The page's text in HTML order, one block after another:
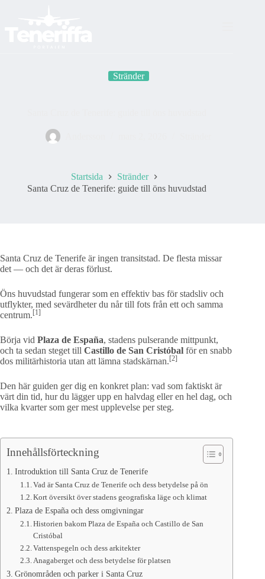
Stränder
Startsida
Stränder
Santa Cruz de Tenerife: guide till öns huvudstad
Santa Cruz de Tenerife är ingen transitstad. De flesta missar
det — och det är deras förlust.
Öns huvudstad fungerar som en effektiv bas för stadsliv och
utflykter, med sevärdheter du når till fots från ett och samma
centrum.[1]
Börja vid Plaza de España, stadens pulserande mittpunkt,
och ta sedan steget till Castillo de San Cristóbal för en snabb
dos militärhistoria utan att lämna stadskärnan.[2]
Den här guiden ger dig en konkret plan: vad som faktiskt är
värt din tid, hur du lägger upp en halvdag eller en hel dag, och
vilka kvarter som ger mest upplevelse per steg.
Innehållsförteckning
Introduktion till Santa Cruz de Tenerife
Vad är Santa Cruz de Tenerife och dess betydelse på ön
Kort översikt över stadens geografiska läge och klimat
Plaza de España och dess omgivningar
Historien bakom Plaza de España och Castillo de San
Cristóbal
Vattenspegeln och dess arkitekter
Anagaberget och dess betydelse för platsen
Grönområden och parker i Santa Cruz